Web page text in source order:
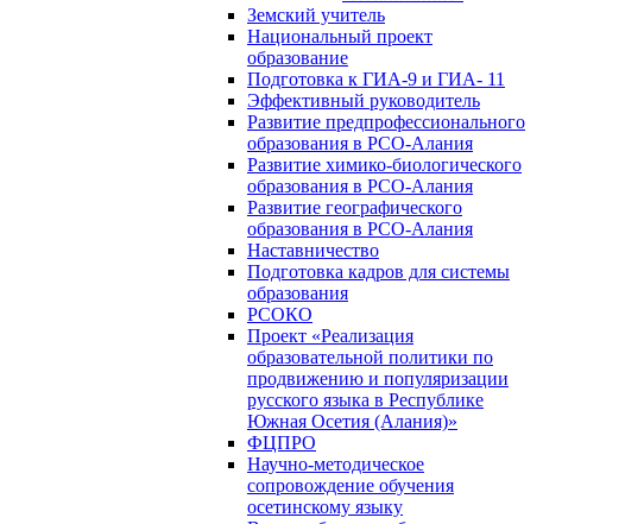
Земский учитель
Национальный проект
образование
Подготовка к ГИА-9 и ГИА- 11
Эффективный руководитель
Развитие предпрофессионального
образования в РСО-Алания
Развитие химико-биологического
образования в РСО-Алания
Развитие географического
образования в РСО-Алания
Наставничество
Подготовка кадров для системы
образования
РСОКО
Проект «Реализация
образовательной политики по
продвижению и популяризации
русского языка в Республике
Южная Осетия (Алания)»
ФЦПРО
Научно-методическое
сопровождение обучения
осетинскому языку